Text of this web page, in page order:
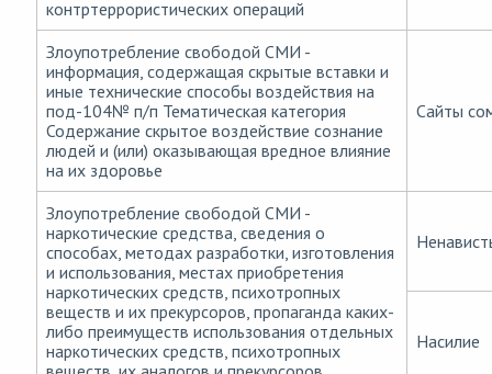
контртеррористических операций
Злоупотребление свободой СМИ -
информация, содержащая скрытые вставки и
иные технические способы воздействия на
под-104№ п/п Тематическая категория
Содержание скрытое воздействие сознание
людей и (или) оказывающая вредное влияние
на их здоровье
Сайты
Злоупотребление свободой СМИ -
наркотические средства, сведения о
способах, методах разработки, изготовления
и использования, местах приобретения
наркотических средств, психотропных
веществ и их прекурсоров, пропаганда каких-
либо преимуществ использования отдельных
наркотических средств, психотропных
Насилие